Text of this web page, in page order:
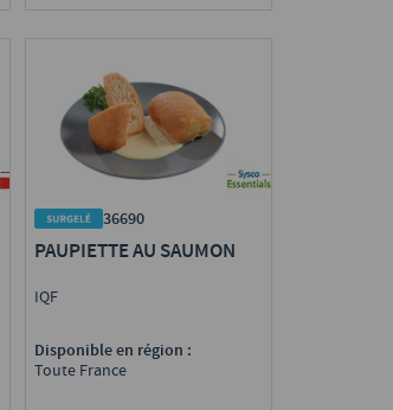
36690
PAUPIETTE AU SAUMON
IQF
Disponible en région :
Toute France